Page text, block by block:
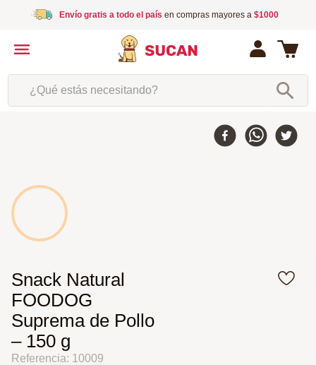
Envío gratis a todo el país en compras mayores a $1000
¿Qué estás necesitando?
Snack Natural
FOODOG
Suprema de Pollo
– 150 g
Referencia: 10009